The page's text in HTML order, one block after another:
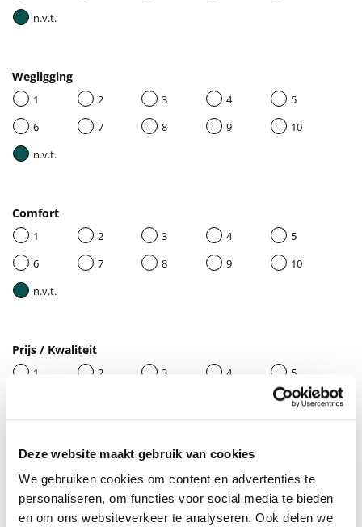
Deze website maakt gebruik van cookies
We gebruiken cookies om content en advertenties te
personaliseren, om functies voor social media te bieden
en om ons websiteverkeer te analyseren. Ook delen we
n.v.t.
Wegligging
1 2 3 4
5
6
7 8 9
10
n.v.t.
Comfort
1 2 3 4
5
6
7 8 9
10
n.v.t.
Prijs / Kwaliteit
1 2 3 4
5
10
Geef je beoordeling een titel